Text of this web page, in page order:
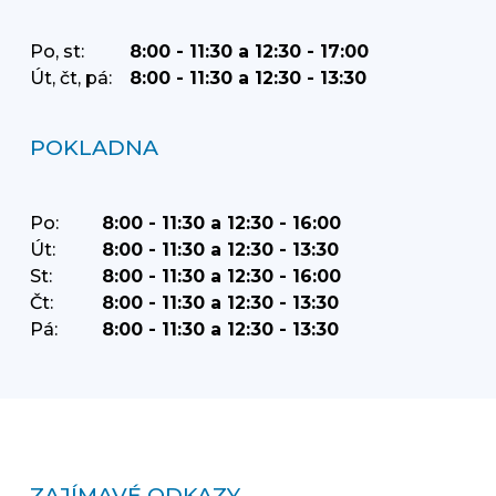
Po, st:
8:00 - 11:30 a 12:30 - 17:00
Út, čt, pá:
8:00 - 11:30 a 12:30 - 13:30
POKLADNA
Po:
8:00 - 11:30 a 12:30 - 16:00
Út:
8:00 - 11:30 a 12:30 - 13:30
St:
8:00 - 11:30 a 12:30 - 16:00
Čt:
8:00 - 11:30 a 12:30 - 13:30
Pá:
8:00 - 11:30 a 12:30 - 13:30